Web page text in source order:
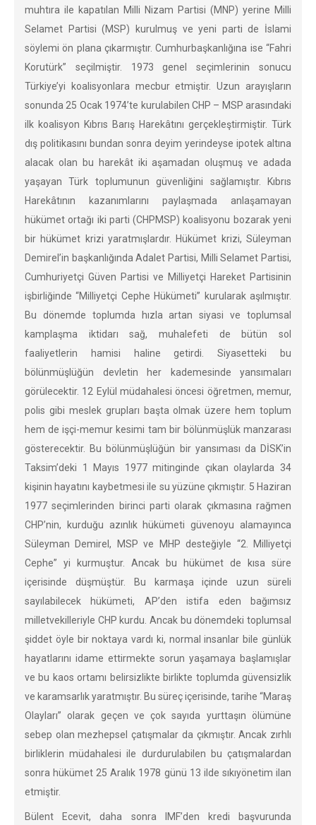
muhtıra ile kapatılan Milli Nizam Partisi (MNP) yerine Milli
Selamet Partisi (MSP) kurulmuş ve yeni parti de İslami
söylemi ön plana çıkarmıştır. Cumhurbaşkanlığına ise “Fahri
Korutürk” seçilmiştir. 1973 genel seçimlerinin sonucu
Türkiye’yi koalisyonlara mecbur etmiştir. Uzun arayışların
sonunda 25 Ocak 1974’te kurulabilen CHP – MSP arasındaki
ilk koalisyon Kıbrıs Barış Harekâtını gerçekleştirmiştir. Türk
dış politikasını bundan sonra deyim yerindeyse ipotek altına
alacak olan bu harekât iki aşamadan oluşmuş ve adada
yaşayan Türk toplumunun güvenliğini sağlamıştır. Kıbrıs
Harekâtının kazanımlarını paylaşmada anlaşamayan
hükümet ortağı iki parti (CHPMSP) koalisyonu bozarak yeni
bir hükümet krizi yaratmışlardır. Hükümet krizi, Süleyman
Demirel’in başkanlığında Adalet Partisi, Milli Selamet Partisi,
Cumhuriyetçi Güven Partisi ve Milliyetçi Hareket Partisinin
işbirliğinde “Milliyetçi Cephe Hükümeti” kurularak aşılmıştır.
Bu dönemde toplumda hızla artan siyasi ve toplumsal
kamplaşma iktidarı sağ, muhalefeti de bütün sol
faaliyetlerin hamisi haline getirdi. Siyasetteki bu
bölünmüşlüğün devletin her kademesinde yansımaları
görülecektir. 12 Eylül müdahalesi öncesi öğretmen, memur,
polis gibi meslek grupları başta olmak üzere hem toplum
hem de işçi-memur kesimi tam bir bölünmüşlük manzarası
gösterecektir. Bu bölünmüşlüğün bir yansıması da DİSK’in
Taksim’deki 1 Mayıs 1977 mitinginde çıkan olaylarda 34
kişinin hayatını kaybetmesi ile su yüzüne çıkmıştır. 5 Haziran
1977 seçimlerinden birinci parti olarak çıkmasına rağmen
CHP’nin, kurduğu azınlık hükümeti güvenoyu alamayınca
Süleyman Demirel, MSP ve MHP desteğiyle “2. Milliyetçi
Cephe” yi kurmuştur. Ancak bu hükümet de kısa süre
içerisinde düşmüştür. Bu karmaşa içinde uzun süreli
sayılabilecek hükümeti, AP’den istifa eden bağımsız
milletvekilleriyle CHP kurdu. Ancak bu dönemdeki toplumsal
şiddet öyle bir noktaya vardı ki, normal insanlar bile günlük
hayatlarını idame ettirmekte sorun yaşamaya başlamışlar
ve bu kaos ortamı belirsizlikte birlikte toplumda güvensizlik
ve karamsarlık yaratmıştır. Bu süreç içerisinde, tarihe “Maraş
Olayları” olarak geçen ve çok sayıda yurttaşın ölümüne
sebep olan mezhepsel çatışmalar da çıkmıştır. Ancak zırhlı
birliklerin müdahalesi ile durdurulabilen bu çatışmalardan
sonra hükümet 25 Aralık 1978 günü 13 ilde sıkıyönetim ilan
etmiştir.
Bülent Ecevit, daha sonra IMF’den kredi başvurunda